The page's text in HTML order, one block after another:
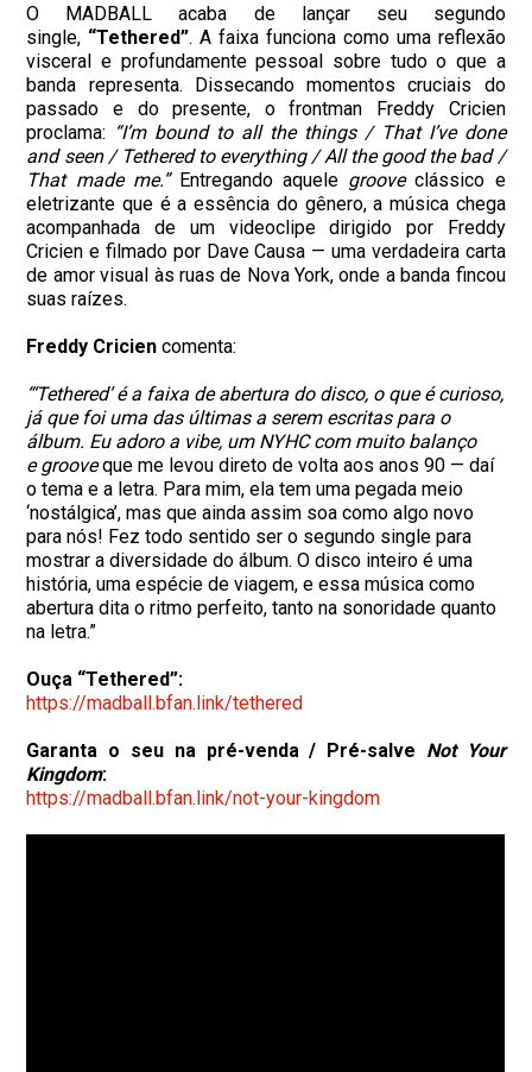
O MADBALL acaba de lançar seu segundo
single, “Tethered”. A faixa funciona como uma reflexão
visceral e profundamente pessoal sobre tudo o que a
banda representa. Dissecando momentos cruciais do
passado e do presente, o frontman Freddy Cricien
proclama: “I’m bound to all the things / That I’ve done
and seen / Tethered to everything / All the good the bad /
That made me.”Entregando aquele grooveclássico e
eletrizante que é a essência do gênero, a música chega
acompanhada de um videoclipe dirigido por Freddy
Cricien e filmado por Dave Causa — uma verdadeira carta
de amor visual às ruas de Nova York, onde a banda fincou
suas raízes.
Freddy Cricien comenta:
“‘Tethered’ é a faixa de abertura do disco, o que é curioso,
já que foi uma das últimas a serem escritas para o
álbum. Eu adoro a vibe, um NYHC com muito balanço
egrooveque me levou direto de volta aos anos 90 — daí
o tema e a letra. Para mim, ela tem uma pegada meio
‘nostálgica’, mas que ainda assim soa como algo novo
para nós! Fez todo sentido ser o segundo single para
mostrar a diversidade do álbum. O disco inteiro é uma
história, uma espécie de viagem, e essa música como
abertura dita o ritmo perfeito, tanto na sonoridade quanto
na letra.”
Ouça “Tethered”:
https://madball.bfan.link/tethered
Garanta o seu na pré-venda / Pré-salve Not Your
Kingdom:
https://madball.bfan.link/not-your-kingdom